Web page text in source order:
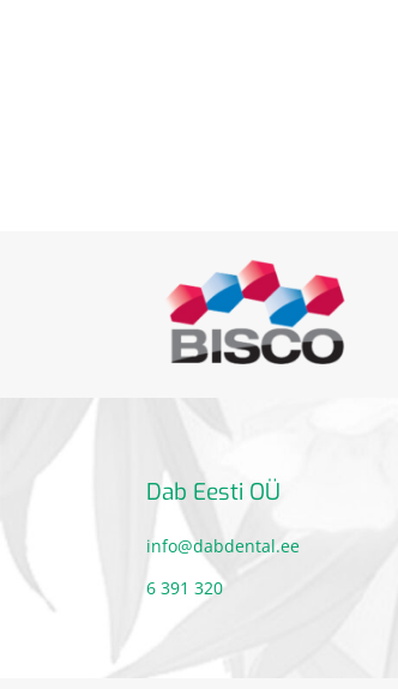
Dab Eesti OÜ
info@dabdental.ee
6 391 320